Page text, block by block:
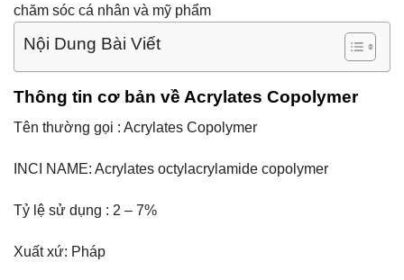
chăm sóc cá nhân và mỹ phẩm
Nội Dung Bài Viết
Thông tin cơ bản về Acrylates Copolymer
Tên thường gọi : Acrylates Copolymer
INCI NAME: Acrylates octylacrylamide copolymer
Tỷ lệ sử dụng : 2 – 7%
Xuất xứ: Pháp